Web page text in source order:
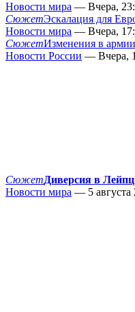
Новости мира — Вчера,
СюжетЭскалация для
Новости мира — Вчера,
СюжетИзменения в
Новости России — Вчера,
СюжетДиверсия в
Новости мира — 5 августа